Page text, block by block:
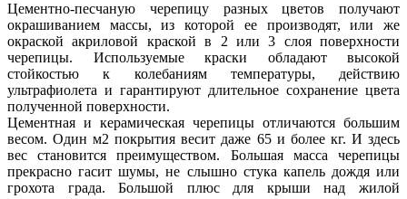
Цементно-песчаную черепицу разных цветов получают
окрашиванием массы, из которой ее производят, или же
окраской акриловой краской в 2 или 3 слоя поверхности
черепицы. Используемые краски обладают высокой
стойкостью к колебаниям температуры, действию
ультрафиолета и гарантируют длительное сохранение цвета
полученной поверхности.
Цементная и керамическая черепицы отличаются большим
весом. Один м2 покрытия весит даже 65 и более кг. И здесь
вес становится преимуществом. Большая масса черепицы
прекрасно гасит шумы, не слышно стука капель дождя или
грохота града. Большой плюс для крыши над жилой